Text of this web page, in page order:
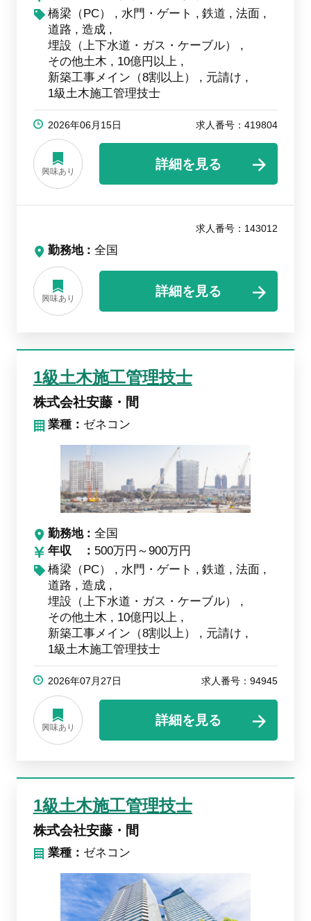
橋梁（PC）
水門・ゲート 鉄道
法面
道路
造成
埋設（上下水道・ガス・ケーブル）
その他土木
10億円以上
新築工事メイン（8割以上）
元請け
1級土木施工管理技士
2026年06月15日 求人番号：419804
興味あり
詳細を見る
求人番号：143012
勤務地 全国
興味あり
詳細を見る
1級土木施工管理技士
株式会社安藤・間
業種： ゼネコン
勤務地
全国
年収
500万円～900万円
橋梁（PC）
水門・ゲート 鉄道
法面
道路
造成
埋設（上下水道・ガス・ケーブル）
その他土木
10億円以上
新築工事メイン（8割以上）
元請け
1級土木施工管理技士
2026年07月27日 求人番号：94945
興味あり
詳細を見る
1級土木施工管理技士
株式会社安藤・間
業種： ゼネコン